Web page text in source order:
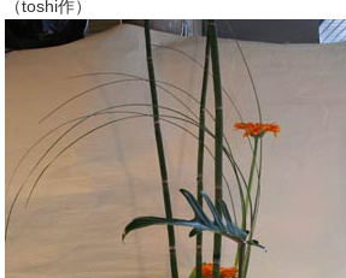
（toshi作）